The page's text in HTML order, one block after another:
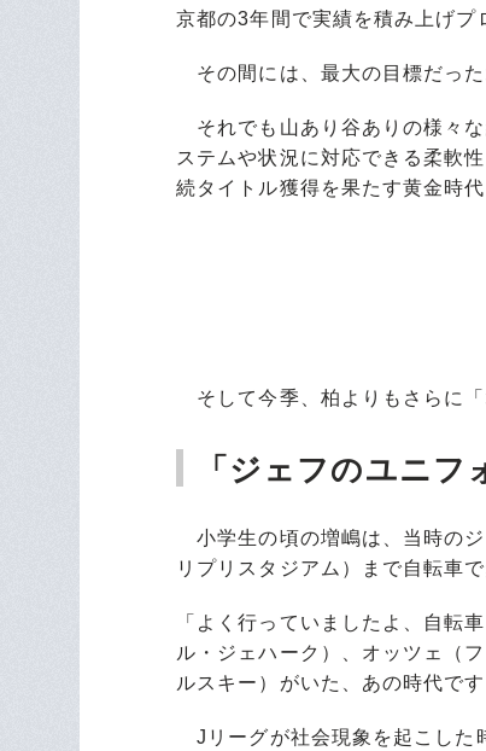
京都の3年間で実績を積み上げプ
その間には、最大の目標だった
それでも山あり谷ありの様々
ステムや状況に対応できる柔軟
続タイトル獲得を果たす黄金時代
そして今季、柏よりもさらに「
「ジェフのユニフ
小学生の頃の増嶋は、当時の
リプリスタジアム）まで自転車
「よく行っていましたよ、自転
ル・ジェハーク）、オッツェ（
ルスキー）がいた、あの時代です
Jリーグが社会現象を起こした